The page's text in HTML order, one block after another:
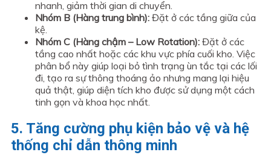
nhanh, giảm thời gian di chuyển.
Nhóm B (Hàng trung bình): Đặt ở các tầng giữa của
kệ.
Nhóm C (Hàng chậm – Low Rotation): Đặt ở các
tầng cao nhất hoặc các khu vực phía cuối kho. Việc
phân bổ này giúp loại bỏ tình trạng ùn tắc tại các lối
đi, tạo ra sự thông thoáng ảo nhưng mang lại hiệu
quả thật, giúp diện tích kho được sử dụng một cách
tinh gọn và khoa học nhất.
5. Tăng cường phụ kiện bảo vệ và hệ
thống chỉ dẫn thông minh